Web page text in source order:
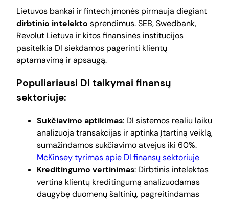
Lietuvos bankai ir fintech įmonės pirmauja diegiant
dirbtinio intelekto sprendimus. SEB, Swedbank,
Revolut Lietuva ir kitos finansinės institucijos
pasitelkia DI siekdamos pagerinti klientų
aptarnavimą ir apsaugą.
Populiariausi DI taikymai finansų
sektoriuje:
Sukčiavimo aptikimas: DI sistemos realiu laiku
analizuoja transakcijas ir aptinka įtartiną veiklą,
sumažindamos sukčiavimo atvejus iki 60%.
McKinsey tyrimas apie DI finansų sektoriuje
Kreditingumo vertinimas: Dirbtinis intelektas
vertina klientų kreditingumą analizuodamas
daugybę duomenų šaltinių, pagreitindamas